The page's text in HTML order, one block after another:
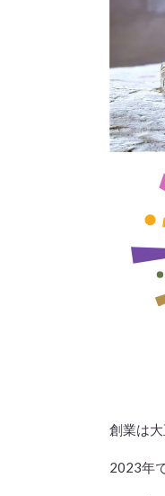
創業は
2023年